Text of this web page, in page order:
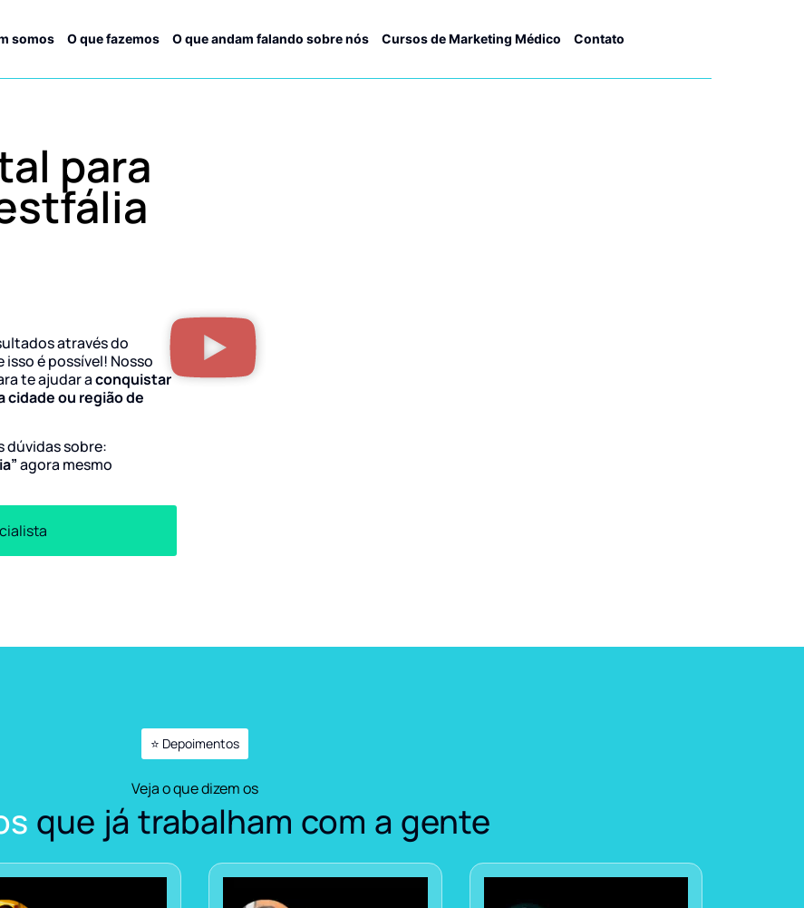
somos O que fazemos O que andam falando sobre nós Cursos de Marketing Médico Contato
para
através do
isso é possível! Nosso
te ajudar aconquistar
cidade ou região de
dúvidas sobre:
agora mesmo
⭐ Depoimentos
Veja o que dizem os
que já trabalham com a gente